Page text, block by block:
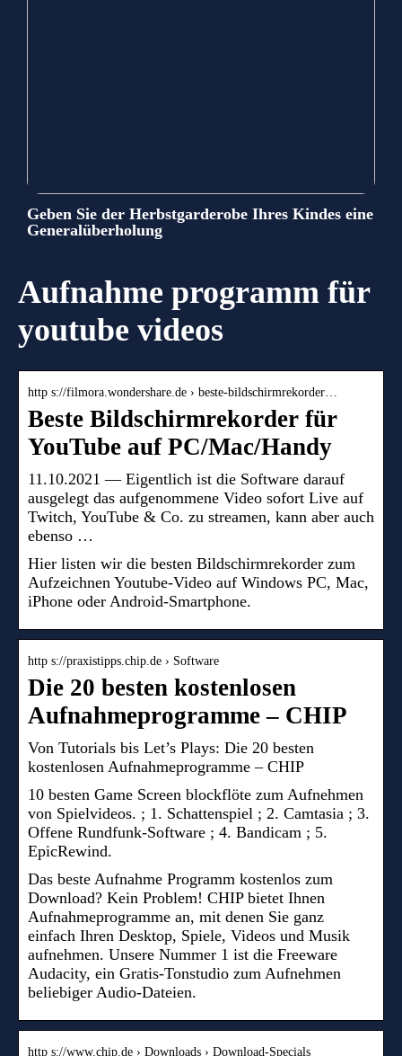
Geben Sie der Herbstgarderobe Ihres Kindes eine
Generalüberholung
Aufnahme programm für
youtube videos
http s://filmora.wondershare.de › beste-bildschirmrekorder…
Beste Bildschirmrekorder für
YouTube auf PC/Mac/Handy
11.10.2021 — Eigentlich ist die Software darauf
ausgelegt das aufgenommene Video sofort Live auf
Twitch, YouTube & Co. zu streamen, kann aber auch
ebenso …
Hier listen wir die besten Bildschirmrekorder zum
Aufzeichnen Youtube-Video auf Windows PC, Mac,
iPhone oder Android-Smartphone.
http s://praxistipps.chip.de › Software
Die 20 besten kostenlosen
Aufnahmeprogramme – CHIP
Von Tutorials bis Let’s Plays: Die 20 besten
kostenlosen Aufnahmeprogramme – CHIP
10 besten Game Screen blockflöte zum Aufnehmen
von Spielvideos. ; 1. Schattenspiel ; 2. Camtasia ; 3.
Offene Rundfunk-Software ; 4. Bandicam ; 5.
EpicRewind.
Das beste Aufnahme Programm kostenlos zum
Download? Kein Problem! CHIP bietet Ihnen
Aufnahmeprogramme an, mit denen Sie ganz
einfach Ihren Desktop, Spiele, Videos und Musik
aufnehmen. Unsere Nummer 1 ist die Freeware
Audacity, ein Gratis-Tonstudio zum Aufnehmen
beliebiger Audio-Dateien.
http s://www.chip.de › Downloads › Download-Specials